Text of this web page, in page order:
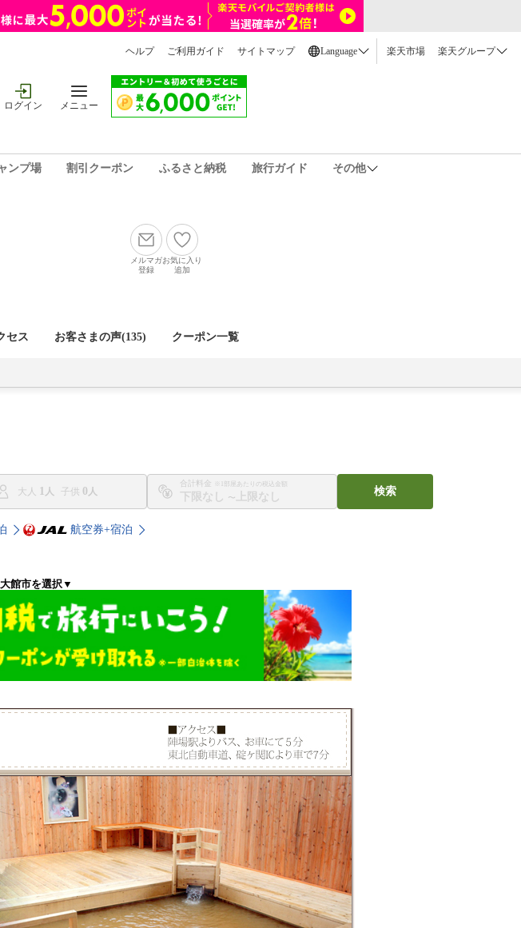
ヘルプ ご利用ガイド サイトマップ Language 楽天市場 楽天グループ
ログイン メニュー
ンプ場 割引クーポン ふるさと納税 旅行ガイド その他
メルマガ
登録
お気に入り
追加
セス お客さまの声(135) クーポン一覧
大人 1 子供 0
合計料金 ※1部屋あたりの税込金額
〜
検索
航空券+宿泊
館市を選択▼